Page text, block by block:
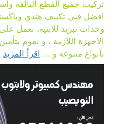
تركيب جميع القطع التالفة
افضل فني تكييف هندي
وحدات تبريد للابنية، نعمل
الاجهزة اللازمة ، و نقوم
بأنواع متنوعة و ... اقرأ المزيد